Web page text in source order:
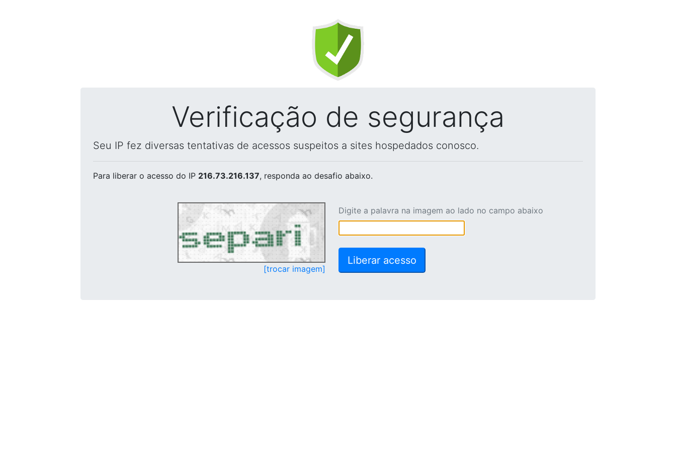
Verificação de segurança
Seu IP fez diversas tentativas de acessos suspeitos a sites hospedados conosco.
Para liberar o acesso do IP 216.73.216.137, responda ao desafio abaixo.
[trocar imagem]
Digite a palavra na imagem ao lado no campo abaixo